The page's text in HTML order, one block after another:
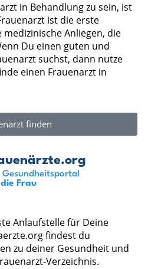
in Behandlung zu sein, ist
ist die erste
Anliegen, die
Du einen guten und
suchst, dann nutze
einen Frauenarzt in
finden
Anlaufstelle für Deine
findest du
zu deiner Gesundheit und
Verzeichnis.